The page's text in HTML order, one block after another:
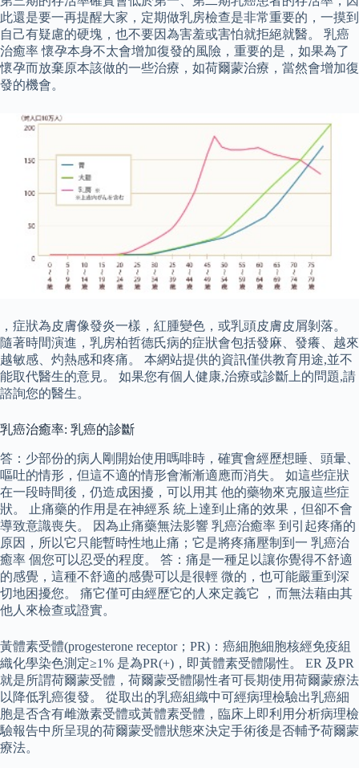
此還是要一再提醒大家，定期做乳房檢查是非常重要的，一摸到
自己有疑慮的硬塊，也不要因為害羞或害怕就拒絕就醫。 乳癌
治癒率 懷孕本身不太會增加復發的風險，重要的是，如果為了
懷孕而放棄原本該做的一些治療，如荷爾蒙治療，當然會增加復
發的機會。
，症狀為皮膚像發炎一樣，紅腫變色，或乳頭皮膚皮屑剝落。
隨著時間演進，乳房柏哲德氏病的症狀會包括發麻、發癢、越來
越敏感、灼熱感和疼痛。 本網站提供的資訊僅供教育用途,並不
能取代醫生的意見。 如果您有個人健康,治療或診斷上的問題,請
諮詢您的醫生。
乳癌治癒率: 乳癌的診斷
答：少部份的病人剛開始使用嗎啡時，確實會經歷想睡、頭暈、
嘔吐的情形，但這不適的情形會漸漸適應而消失。 如這些症狀
在一段時間後，仍造成困擾，可以用其 他的藥物來克服這些症
狀。 止痛藥的作用是在神經系 統上達到止痛的效果，但卻不會
導致意識喪失。 因為止痛藥無法影響 乳癌治癒率 到引起疼痛的
原因，所以它只能暫時性地止痛；它是將疼痛壓制到一 乳癌治
癒率 個您可以忍受的程度。 答：痛是一種足以讓你覺得不舒適
的感覺，這種不舒適的感覺可以是很輕 微的，也可能嚴重到深
切地困擾您。 痛它僅可由經歷它的人來定義它 ，而無法藉由其
他人來檢查或證實。
黃體素受體(progesterone receptor；PR)：癌細胞細胞核經免疫組
織化學染色測定≥1% 是為PR(+)，即黃體素受體陽性。 ER 及PR
就是所謂荷爾蒙受體，荷爾蒙受體陽性者可長期使用荷爾蒙療法
以降低乳癌復發。 從取出的乳癌組織中可經病理檢驗出乳癌細
胞是否含有雌激素受體或黃體素受體，臨床上即利用分析病理檢
驗報告中所呈現的荷爾蒙受體狀態來決定手術後是否輔予荷爾蒙
療法。